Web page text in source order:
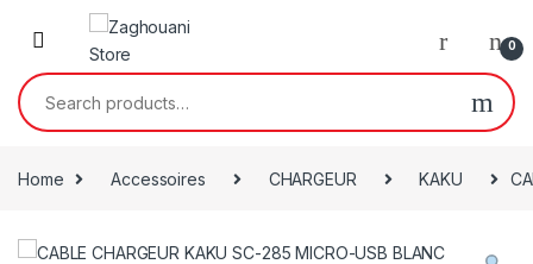
0
Home Accessoires CHARGEUR KAKU